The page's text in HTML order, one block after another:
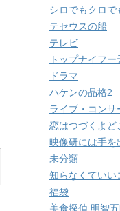
シロでもクロで
テセウスの船
テレビ
トップナイフ
ドラマ
ハケンの品格2
ライブ・コンサ
恋はつづくよど
映像研には手を
未分類
知らなくていい
福袋
美食探偵 明智